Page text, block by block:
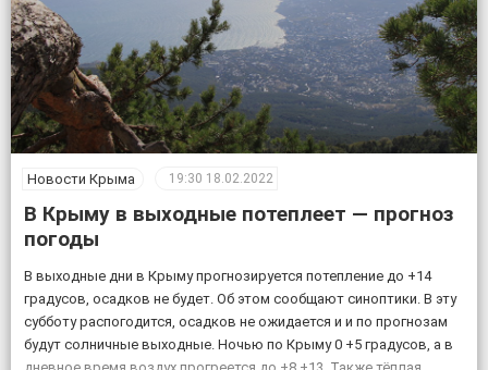
Новости Крыма 19:30 18.02.2022
В Крыму в выходные потеплеет — прогноз
погоды
В выходные дни в Крыму прогнозируется потепление до +14
градусов, осадков не будет. Об этом сообщают синоптики. В эту
субботу распогодится, осадков не ожидается и и по прогнозам
будут солничные выходные. Ночью по Крыму 0 +5 градусов, а в